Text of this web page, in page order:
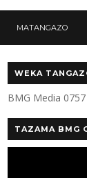
MATANGAZO
WEKA
BMG Media
TAZAMA BMG